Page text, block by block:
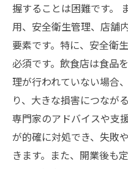
握することは困難です。
用、安全衛生管理、店舗
要素です。特に、安全衛
必須です。飲食店は食品
理が行われていない場合
り、大きな損害につなが
専門家のアドバイスや支
が的確に対処でき、失敗
きます。また、開業後も